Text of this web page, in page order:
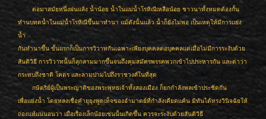
ต่อมาสมัยหนึ่งฝนแล้ง น้ำน้อย น้ำในแม่น้ำโรหิณีเหลือน้อย ชาวนาทั้งหมดต้องกั้น
ทำนบทดน้ำในแม่น้ำโรหิณีขึ้นมาทำนา แม้ดังนั้นแล้ว น้ำก็ยังไม่พอ เป็นเหตุให้มีการแย่ง
น้ำ
กันทำนาขึ้น ขั้นแรกก็เป็นการวิวาทกันเฉพาะเพียงบุคคลต่อบุคคลแต่เมื่อไม่มีการระงับด้วย
สันติวิธี การวิวาทนั้นก็ลุกลามมากขึ้นจนถึงคุมสมัครพรรคพวกเข้าไปประหารกัน และด่าว่า
กระทบถึงชาติ โคตร และลามปามไปถึงราชวงศ์ในที่สุด
กษัตริย์ผู้เป็นพระญาติของพระพุทธเจ้าทั้งสองเมือง ก็ยกกำลังพลเข้าประชิดกัน
เพื่อแย่งน้ำ โดยหลงเชื่อคำยุยุงพูดเท็จของอำมาตย์ที่กำลังเคียดแค้น มิทันได้ทรงวินิจฉัยให้
ถ่องแท้แน่นอนว่า เมื่อเรื่องเล็กน้อยเช่นนั้นเกิดขึ้น ควรจะระงับด้วยสันติวิธี